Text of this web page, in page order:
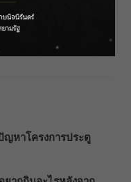
บชวา-ติดตั้งเครื่อง
หาโครงการประตู